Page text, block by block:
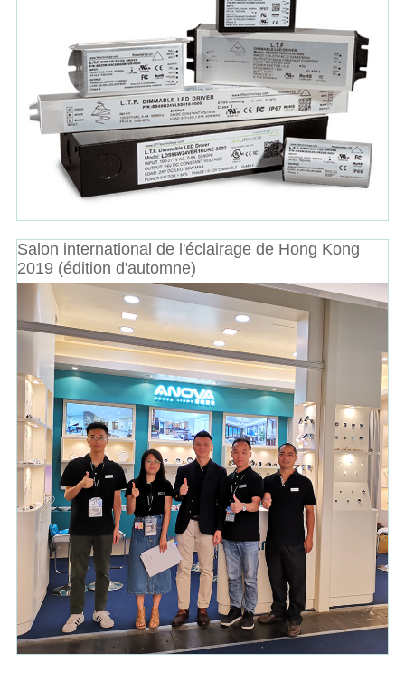
Salon international de l'éclairage de Hong Kong
2019 (édition d'automne)